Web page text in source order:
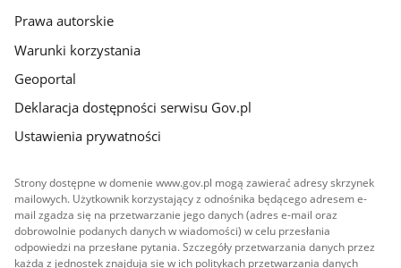
Prawa autorskie
Warunki korzystania
Geoportal
Deklaracja dostępności serwisu Gov.pl
Ustawienia prywatności
Strony dostępne w domenie www.gov.pl mogą zawierać adresy skrzynek
mailowych. Użytkownik korzystający z odnośnika będącego adresem e-
mail zgadza się na przetwarzanie jego danych (adres e-mail oraz
dobrowolnie podanych danych w wiadomości) w celu przesłania
odpowiedzi na przesłane pytania. Szczegóły przetwarzania danych przez
każdą z jednostek znajdują się w ich politykach przetwarzania danych